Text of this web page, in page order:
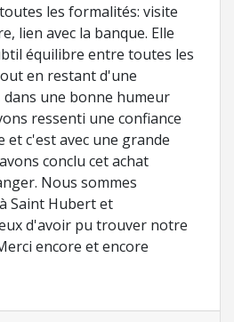
les formalités: visite
lien avec la banque. Elle
équilibre entre toutes les
en restant d'une
une bonne humeur
ressenti une confiance
et c'est avec une grande
conclu cet achat
Nous sommes
Saint Hubert et
d'avoir pu trouver notre
encore et encore